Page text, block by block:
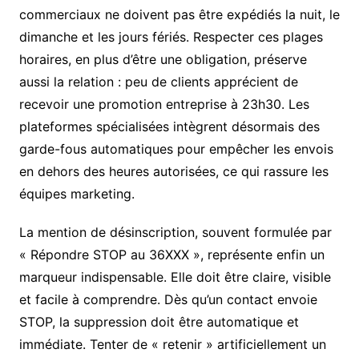
commerciaux ne doivent pas être expédiés la nuit, le
dimanche et les jours fériés. Respecter ces plages
horaires, en plus d’être une obligation, préserve
aussi la relation : peu de clients apprécient de
recevoir une promotion entreprise à 23h30. Les
plateformes spécialisées intègrent désormais des
garde-fous automatiques pour empêcher les envois
en dehors des heures autorisées, ce qui rassure les
équipes marketing.
La mention de désinscription, souvent formulée par
« Répondre STOP au 36XXX », représente enfin un
marqueur indispensable. Elle doit être claire, visible
et facile à comprendre. Dès qu’un contact envoie
STOP, la suppression doit être automatique et
immédiate. Tenter de « retenir » artificiellement un